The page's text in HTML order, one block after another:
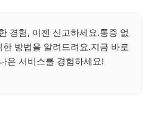
경험, 이젠 신고하세요.통증 없
방법을 알려드려요.지금 바로
은 서비스를 경험하세요!